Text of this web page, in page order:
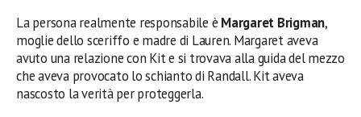
La persona realmente responsabile è Margaret Brigman,
moglie dello sceriffo e madre di Lauren. Margaret aveva
avuto una relazione con Kit e si trovava alla guida del mezzo
che aveva provocato lo schianto di Randall. Kit aveva
nascosto la verità per proteggerla.